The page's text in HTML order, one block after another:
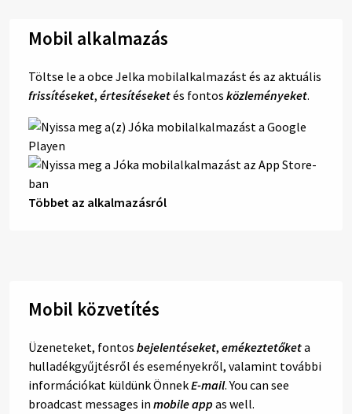
Mobil alkalmazás
Töltse le a obce Jelka mobilalkalmazást és az aktuális
frissítéseket, értesítéseketés fontos közleményeket.
Többet az alkalmazásról
Mobil közvetítés
Üzeneteket, fontos bejelentéseket, emékeztetőketa
hulladékgyűjtésről és eseményekről, valamint további
információkat küldünk ÖnnekE-mail. You can see
broadcast messages in mobile app as well.